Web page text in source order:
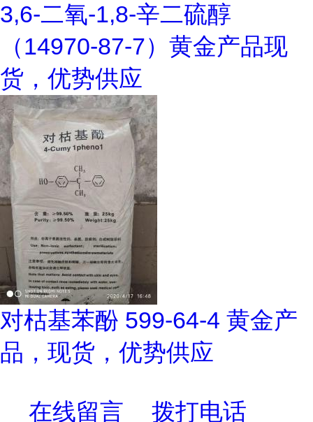
3,6-二氧-1,8-辛二硫醇
（14970-87-7）黄金产品现
货，优势供应
对枯基苯酚 599-64-4 黄金产
品，现货，优势供应
在线留言 拨打电话